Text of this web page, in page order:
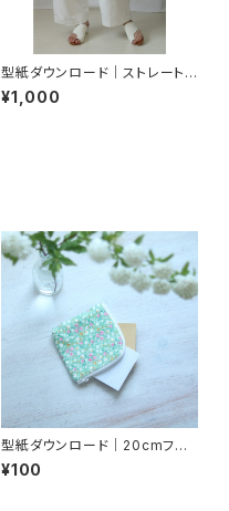
型紙ダウンロード｜ストレートワ
イドパンツ／フリーサイズ【A4
判】
¥1,000
型紙ダウンロード｜20cmファ
スナーで作る『L字ポーチ』A4判
¥100